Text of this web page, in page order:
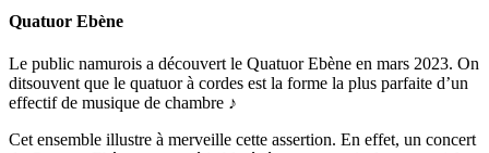
Quatuor Ebène
Le public namurois a découvert le Quatuor Ebène en mars 2023. On
ditsouvent que le quatuor à cordes est la forme la plus parfaite d’un
effectif de musique de chambre ♪
Cet ensemble illustre à merveille cette assertion. En effet, un concert